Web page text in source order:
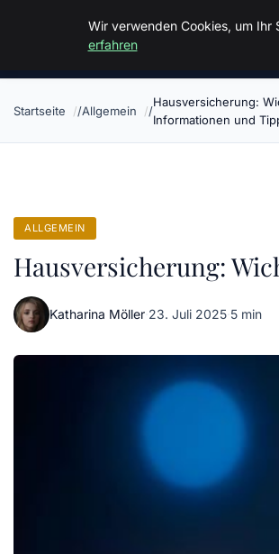
Malzminden
Startseite Allgemein
Hausversicherung:
Informationen und
ALLGEMEIN
Hausversicherung:
Katharina Möller·23. Juli 2025·5 min
Wir verwenden Cookies, um
erfahren